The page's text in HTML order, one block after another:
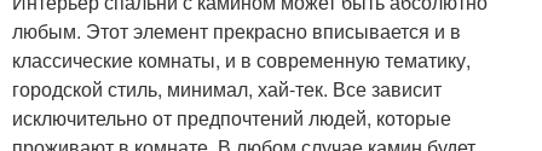
любым. Этот элемент прекрасно вписывается и в
классические комнаты, и в современную тематику,
городской стиль, минимал, хай-тек. Все зависит
исключительно от предпочтений людей, которые